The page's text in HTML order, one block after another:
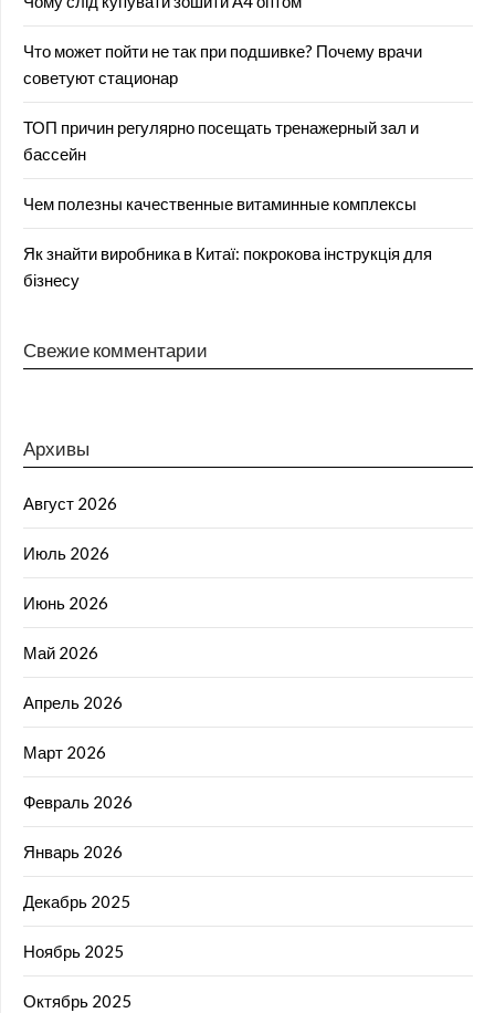
Что может пойти не так при подшивке? Почему врачи
советуют стационар
ТОП причин регулярно посещать тренажерный зал и
бассейн
Чем полезны качественные витаминные комплексы
Як знайти виробника в Китаї: покрокова інструкція для
бізнесу
Свежие комментарии
Архивы
Август 2026
Июль 2026
Июнь 2026
Май 2026
Апрель 2026
Март 2026
Февраль 2026
Январь 2026
Декабрь 2025
Ноябрь 2025
Октябрь 2025